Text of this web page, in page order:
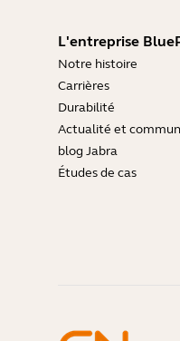
L'entreprise
Notre histoire
Carrières
Durabilité
Actualité et
blog Jabra
Études de cas